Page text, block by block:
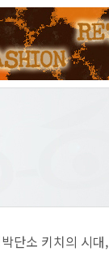
, 원본이 사